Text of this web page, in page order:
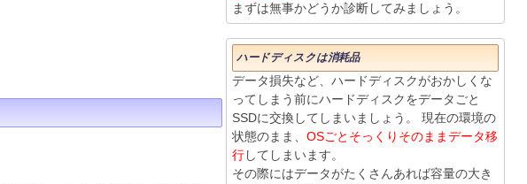
まずは無事かどうか診断してみましょう。
ハードディスクは消耗品
データ損失など、ハードディスクがおかしくな
ってしまう前にハードディスクをデータごと
SSDに交換してしまいましょう。 現在の環境の
状態のまま、 OSごとそっくりそのままデータ移
行してしまいます。
その際にはデータがたくさんあれば容量の大き